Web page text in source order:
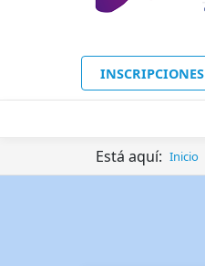
INSCRIPCIONES
Está aquí: Inicio